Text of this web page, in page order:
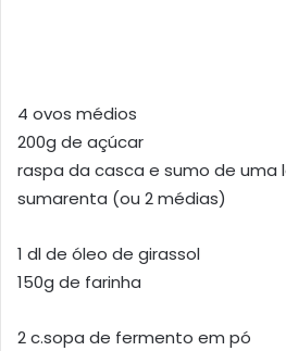
4 ovos médios
200g de açúcar
raspa da casca e sumo de uma
sumarenta (ou 2 médias)
1 dl de óleo de girassol
150g de farinha
2 c.sopa de fermento em pó